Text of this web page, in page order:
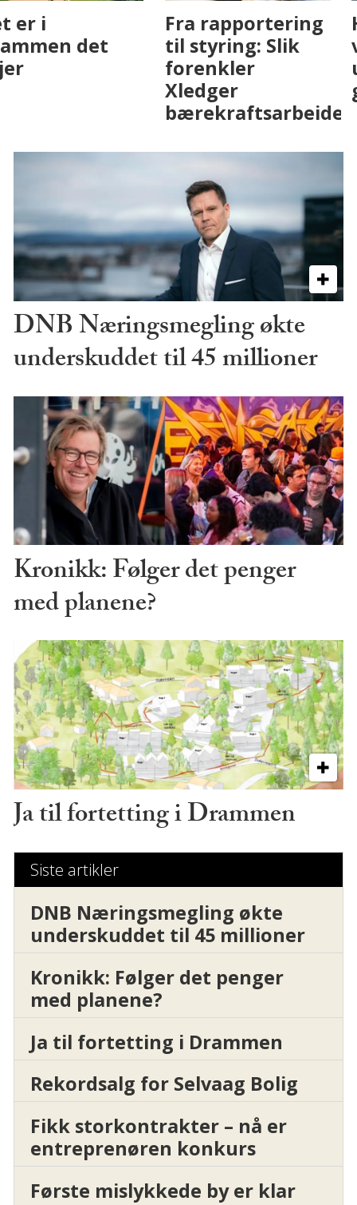
Fenistra endrer
eiendomsbransjen
med AI. Slik ser vi
Det er i
Drammen det
skjer
DNB Næringsmegling økte
underskuddet til 45 millioner
Kronikk: Følger det penger
med planene?
Ja til fortetting i Drammen
Siste artikler
DNB Næringsmegling økte
underskuddet til 45 millioner
Kronikk: Følger det penger
med planene?
Ja til fortetting i Drammen
Rekordsalg for Selvaag Bolig
Fikk storkontrakter – nå er
entreprenøren konkurs
Første mislykkede by er klar